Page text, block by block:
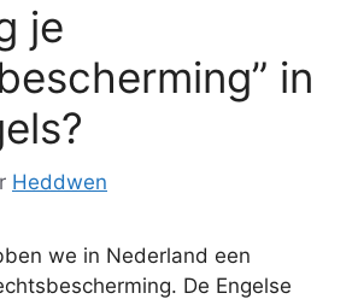
je
in
Heddwen
we in Nederland een
De Engelse